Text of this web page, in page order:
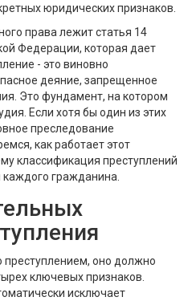
юридических признаков.
права лежитстатья 14
Федерации, которая дает
- это виновно
деяние, запрещенное
Это фундамент, на котором
Если хотя бы один из этих
преследование
как работает этот
классификация преступлений
гражданина.
оно должно
ключевых признаков.
исключает